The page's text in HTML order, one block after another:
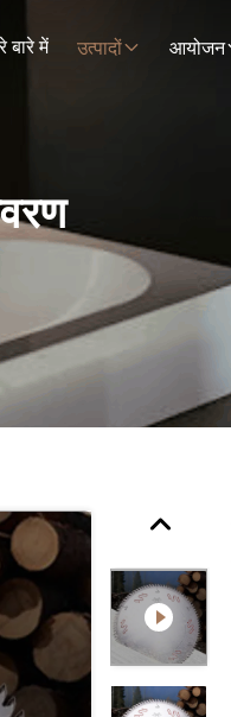
बारे में उत्पादों आयोजन